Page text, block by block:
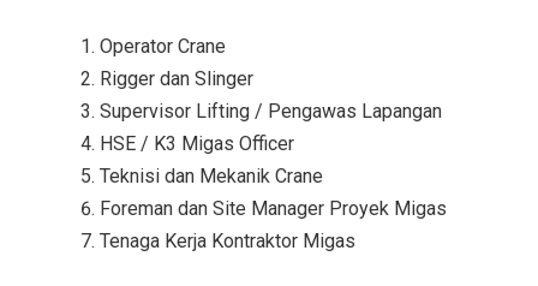
Operator Crane
Rigger dan Slinger
Supervisor Lifting / Pengawas Lapangan
HSE / K3 Migas Officer
Teknisi dan Mekanik Crane
Foreman dan Site Manager Proyek Migas
Tenaga Kerja Kontraktor Migas